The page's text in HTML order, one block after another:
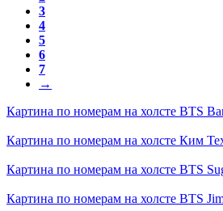
3
4
5
6
7
→
Картина по номерам на холсте BTS
Картина по номерам на холсте Ким
Картина по номерам на холсте BTS
Картина по номерам на холсте BTS